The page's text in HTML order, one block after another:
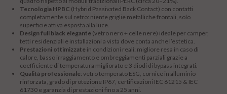
Tecnologia HPBC (Hybrid Passivated Back Contact) con contatti
completamente sul retro: niente griglie metalliche frontali, solo
superficie attiva esposta alla luce.
Design full black elegante (vetro nero + celle nere) ideale per camper,
tetti residenziali e installazioni a vista dove conta anche l’estetica.
Prestazioni ottimizzate in condizioni reali: migliore resa in caso di
calore, basso irraggiamento e ombreggiamenti parziali grazie a
coefficiente di temperatura migliorato e 3 diodi di bypass integrati.
Qualità professionale: vetro temperato ESG, cornice in alluminio
rinforzata, grado di protezione IP67, certificazioni IEC 61215 & IEC
61730 e garanzia di prestazioni fino a 25 anni.